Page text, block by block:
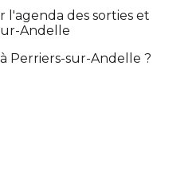
l'agenda des sorties et
Andelle
Perriers-sur-Andelle ?